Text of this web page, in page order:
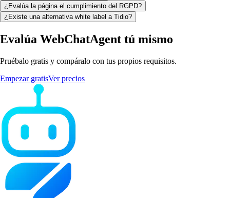
¿Evalúa la página el cumplimiento del RGPD?
¿Existe una alternativa white label a Tidio?
Evalúa WebChatAgent tú mismo
Pruébalo gratis y compáralo con tus propios requisitos.
Empezar gratisVer precios